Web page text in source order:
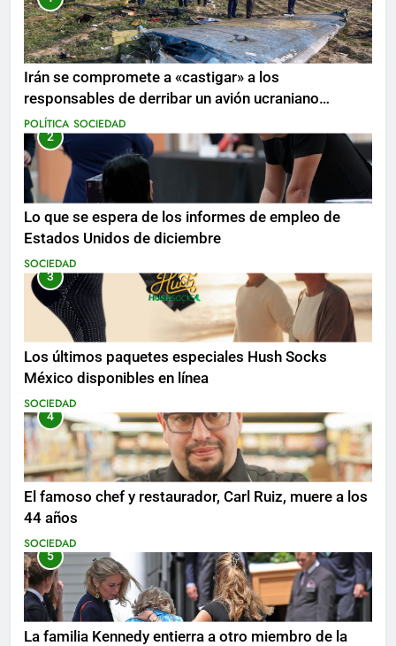
Irán se compromete a «castigar» a los
responsables de derribar un avión ucraniano
mientras se realizan arrestos
POLÍTICA SOCIEDAD
2
Lo que se espera de los informes de empleo de
Estados Unidos de diciembre
SOCIEDAD
3
Los últimos paquetes especiales Hush Socks
México disponibles en línea
SOCIEDAD
4
El famoso chef y restaurador, Carl Ruiz, muere a los
44 años
SOCIEDAD
5
La familia Kennedy entierra a otro miembro de la